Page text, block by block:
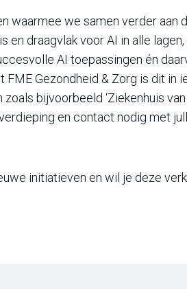
we samen verder aan
draagvlak voor AI in alle
AI toepassingen én
Gezondheid & Zorg is dit in
bijvoorbeeld ‘Ziekenhuis van
en contact nodig met
initiatieven en wil je deze